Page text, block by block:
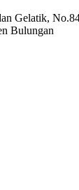
Gelatik,
Bulungan